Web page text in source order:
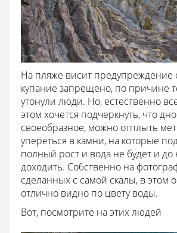
На пляже висит предупреждение
купание запрещено, по причине
утонули люди. Но, естественно
этом хочется подчеркнуть, что
своеобразное, можно отплыть
упереться в камни, на которые
полный рост и вода не будет и до
доходить. Собственно на
сделанных с самой скалы, в этом
отлично видно по цвету воды.
Вот, посмотрите на этих людей